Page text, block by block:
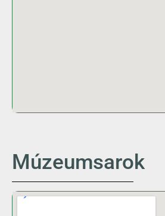
Múzeumsarok